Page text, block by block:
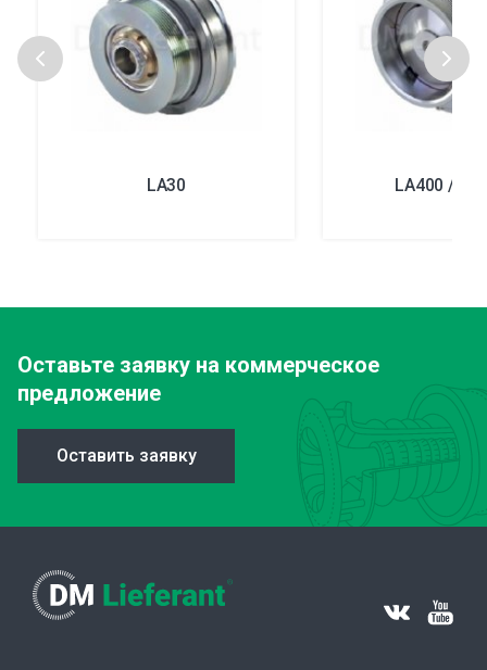
LA30 LA400 /
Оставьте заявку на коммерческое
предложение
Оставить заявку